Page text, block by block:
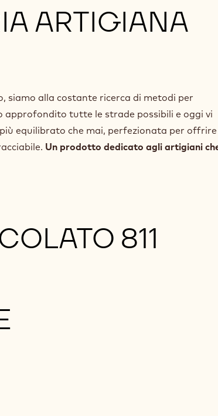
ARTIGIANA
siamo alla costante ricerca di metodi per
approfondito tutte le strade possibili e oggi vi
equilibrato che mai, perfezionata per offrire
Un prodotto dedicato agli artigiani
811